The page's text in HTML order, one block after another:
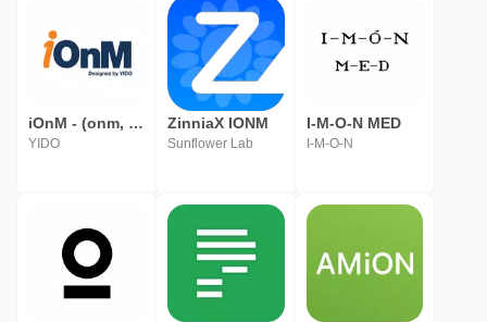
iOnM - (onm, Infra O&M, 통합운영관리)
YIDO
ZinniaX IONM
Sunflower Lab
I-M-O-N MED
I-M-O-N